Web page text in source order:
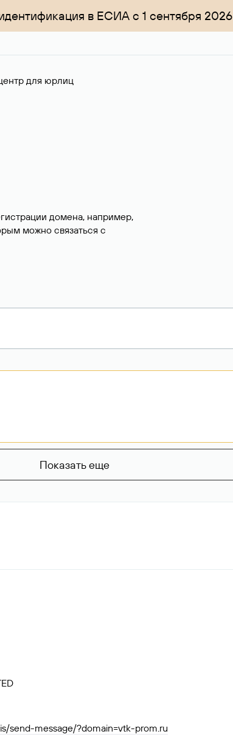
в ЕСИА с 1 сентября 2026
для юрлиц
домена, например,
можно связаться с
Показать еще
send-message/?domain=vtk-prom.ru